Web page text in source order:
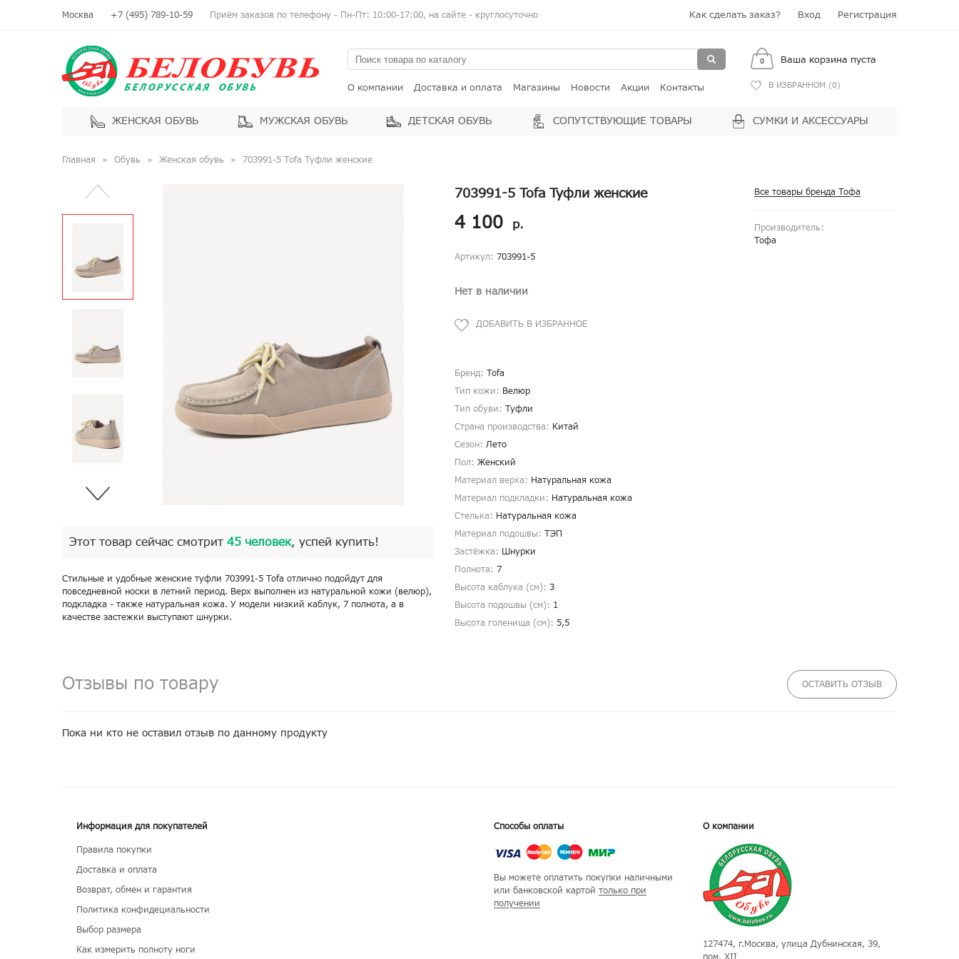
Москва +7 (495) 789-10-59 Приём заказов по телефону - Пн-Пт: 10:00-17:00, на сайте - круглосуточно Как сделать заказ? Вход Регистрация
О компании Доставка и оплата Магазины Новости Акции Контакты
0 Ваша корзина пуста
В ИЗБРАННОМ (0)
ЖЕНСКАЯ ОБУВЬ МУЖСКАЯ ОБУВЬ ДЕТСКАЯ ОБУВЬ СОПУТСТВУЮЩИЕ ТОВАРЫ СУМКИ И АКСЕССУАРЫ
Главная Обувь Женская обувь 703991-5 Tofa Туфли женские
Этот товар сейчас смотрит 45 человек, успей купить!
Стильные и удобные женские туфли 703991-5 Tofa отлично подойдут для
повседневной носки в летний период. Верх выполнен из натуральной кожи (велюр),
подкладка - также натуральная кожа. У модели низкий каблук, 7 полнота, а в
качестве застежки выступают шнурки.
Все товары бренда Тофа
Производитель:
Тофа
703991-5 Tofa Туфли женские
4 100 р.
Артикул: 703991-5
Нет в наличии
Бренд: Tofa
Тип кожи: Велюр
Тип обуви: Туфли
Страна производства: Китай
Сезон: Лето
Пол: Женский
Материал верха: Натуральная кожа
Материал подкладки: Натуральная кожа
Стелька: Натуральная кожа
Материал подошвы: ТЭП
Застёжка: Шнурки
Полнота: 7
Высота каблука (см): 3
Высота подошвы (см): 1
Высота голенища (cм): 5,5
Отзывы по товару ОСТАВИТЬ ОТЗЫВ
Пока ни кто не оставил отзыв по данному продукту
Информация для покупателей
Правила покупки
Доставка и оплата
Возврат, обмен и гарантия
Политика конфидециальности
Выбор размера
Как измерить полноту ноги
Способы оплаты
Вы можете оплатить покупки наличными
или банковской картой только при
получении
О компании
127474, г.Москва, улица Дубнинская, 39,